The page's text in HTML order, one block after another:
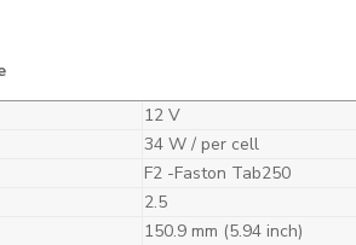
12 V
34 W / per cell
F2 -Faston Tab250
2.5
150.9 mm (5.94 inch)